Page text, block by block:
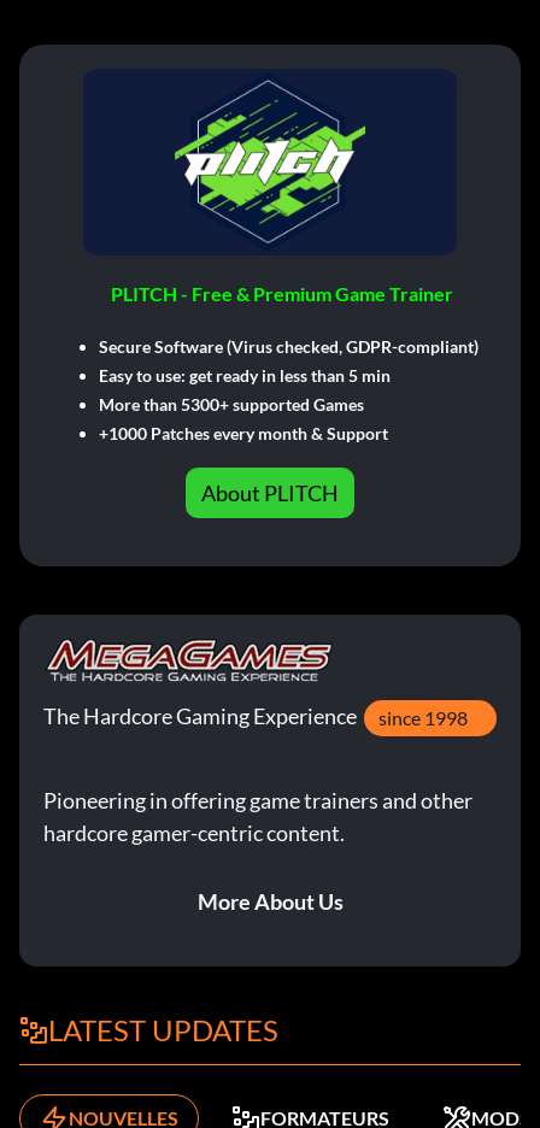
PLITCH - Free & Premium Game Trainer
Secure Software (Virus checked, GDPR-compliant)
Easy to use: get ready in less than 5 min
More than 5300+ supported Games
+1000 Patches every month & Support
About PLITCH
The Hardcore Gaming Experience since 1998
Pioneering in offering game trainers and other
hardcore gamer-centric content.
More About Us
LATEST UPDATES
NOUVELLES FORMATEURS MODS